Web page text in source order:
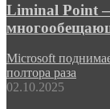
Liminal Point
Microsoft
полтора раза
02.10.2025